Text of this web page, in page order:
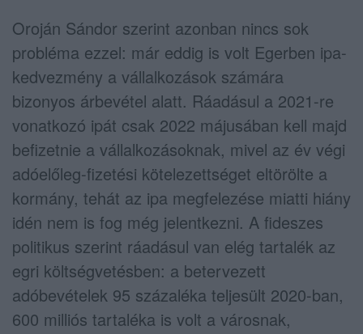
Oroján Sándor szerint azonban nincs sok
probléma ezzel: már eddig is volt Egerben ipa-
kedvezmény a vállalkozások számára
bizonyos árbevétel alatt. Ráadásul a 2021-re
vonatkozó ipát csak 2022 májusában kell majd
befizetnie a vállalkozásoknak, mivel az év végi
adóelőleg-fizetési kötelezettséget eltörölte a
kormány, tehát az ipa megfelezése miatti hiány
idén nem is fog még jelentkezni. A fideszes
politikus szerint ráadásul van elég tartalék az
egri költségvetésben: a betervezett
adóbevételek 95 százaléka teljesült 2020-ban,
600 milliós tartaléka is volt a városnak,